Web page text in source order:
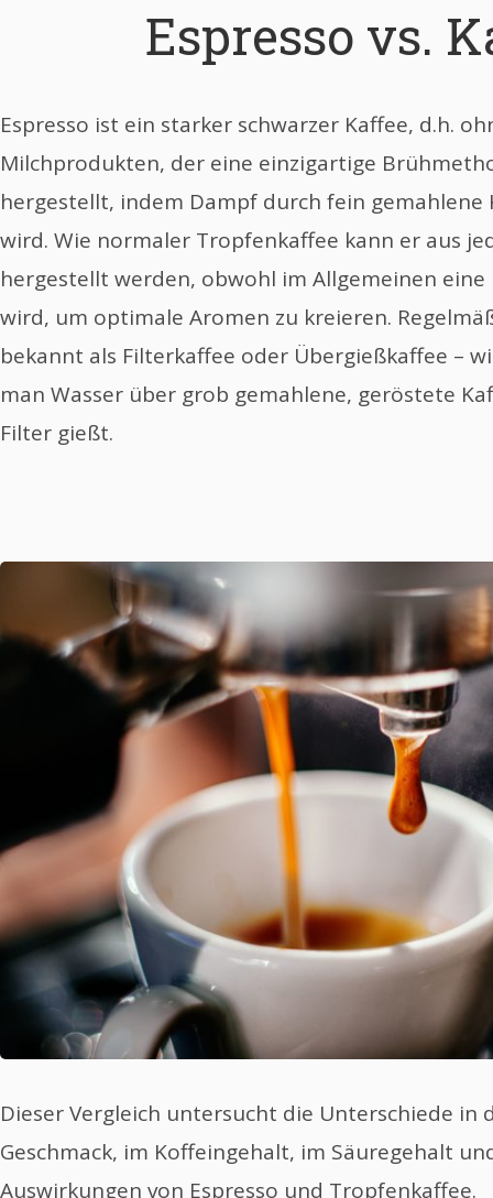
Espresso vs.
Espresso ist ein starker schwarzer Kaffee, d.h.
Milchprodukten, der eine einzigartige
hergestellt, indem Dampf durch fein gemahlene
wird. Wie normaler Tropfenkaffee kann er aus
hergestellt werden, obwohl im Allgemeinen
wird, um optimale Aromen zu kreieren.
bekannt als Filterkaffee oder Übergießkaffee –
man Wasser über grob gemahlene, geröstete
Filter gießt.
Dieser Vergleich untersucht die Unterschiede in
Geschmack, im Koffeingehalt, im Säuregehalt
Auswirkungen von Espresso und Tropfenkaffee.